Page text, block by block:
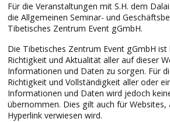
Für die Veranstaltungen mit S.H. dem
die Allgemeinen Seminar- und
Tibetisches Zentrum Event gGmbH.
Die Tibetisches Zentrum Event gGmbH
Richtigkeit und Aktualität aller auf dieser
Informationen und Daten zu sorgen. Für
Richtigkeit und Vollständigkeit aller oder
Informationen und Daten wird jedoch
übernommen. Dies gilt auch für Websites,
Hyperlink verwiesen wird.